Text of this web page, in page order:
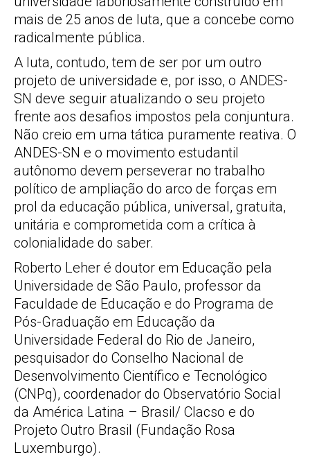
mais de 25 anos de luta, que a concebe como
radicalmente pública.
A luta, contudo, tem de ser por um outro
projeto de universidade e, por isso, o ANDES-
SN deve seguir atualizando o seu projeto
frente aos desafios impostos pela conjuntura.
Não creio em uma tática puramente reativa. O
ANDES-SN e o movimento estudantil
autônomo devem perseverar no trabalho
político de ampliação do arco de forças em
prol da educação pública, universal, gratuita,
unitária e comprometida com a crítica à
colonialidade do saber.
Roberto Leher é doutor em Educação pela
Universidade de São Paulo, professor da
Faculdade de Educação e do Programa de
Pós-Graduação em Educação da
Universidade Federal do Rio de Janeiro,
pesquisador do Conselho Nacional de
Desenvolvimento Científico e Tecnológico
(CNPq), coordenador do Observatório Social
da América Latina – Brasil/ Clacso e do
Projeto Outro Brasil (Fundação Rosa
Luxemburgo).